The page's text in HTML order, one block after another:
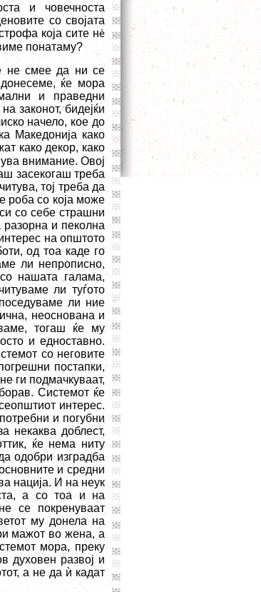
и човечноста
со својата
која сите нè
понатаму?
не смее да ни се
ќе мора
и праведни
законот, бидејќи
начело, кое до
Македонија како
како декор, како
внимание. Овој
засекогаш треба
тој треба да
роба со која може
со себе страшни
разорна и пеколна
на општото
од тоа каде го
ли непрописно,
нашата галама,
ли туѓото
ли ние
неоснована и
тогаш ќе му
и едноставно.
со неговите
постапки,
ги подмачкуваат,
Системот ќе
интерес.
и погубни
некаква доблест,
ќе нема ниту
одобри изградба
и средни
нација. И на неук
а со тоа и на
се покренуваат
му донела на
мажот во жена, а
мора, преку
духовен развој и
а не да ѝ кадат